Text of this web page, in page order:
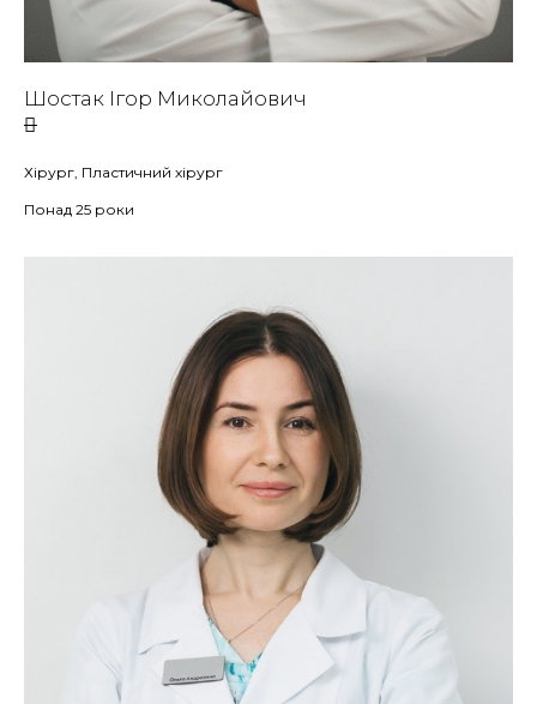
Шостак Ігор Миколайович
Хірург, Пластичний хірург
Понад 25 роки